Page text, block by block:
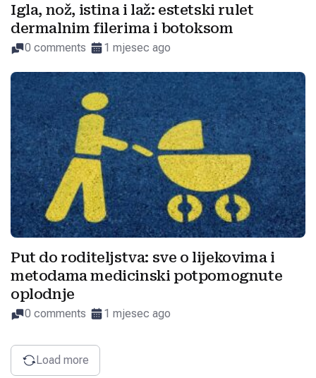
Igla, nož, istina i laž: estetski rulet
dermalnim filerima i botoksom
0 comments 1 mjesec ago
Put do roditeljstva: sve o lijekovima i
metodama medicinski potpomognute
oplodnje
0 comments 1 mjesec ago
Load more